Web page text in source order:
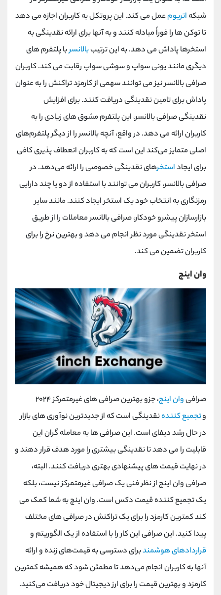
شبکه اتریومعمل می کند. این پروتکل به کاربران اجازه می دهد
تا توکن ها را فوراً مبادله کنند و به آنها برای ارائه نقدینگی به
استخرها پاداش می دهد. به این ترتیببالانسربا پلتفرم های
دیگری مانند یونی سواپ و سوشی سواپ رقابت می کند. کاربران
صرافی بالانسر نیز می توانند سهمی از کارمزد تراکنش را به عنوان
پاداش برای تامین نقدینگی دریافت کنند. برای افزایش
نقدینگی صرافی بالانسر، این پلتفرم مشوق های زیادی را به
کاربران ارائه می دهد. در واقع، آنچه بالانسر را از دیگر پلتفرم‌های
اصلی متمایز می‌کند این است که به کاربران انعطاف ‌پذیری کافی
برای ایجاداستخرهای نقدینگی خصوصی را ارائه می‌دهد. در
صرافی بالانسر، کاربران می توانند با استفاده از دو یا چند دارایی
رمزنگاری به انتخاب خود یک استخر ایجاد کنند. مانند سایر
بازارسازان پیشرو خودکار، صرافی بالانسر معاملات را از طریق
استخر نقدینگی مورد نظر انجام می دهد و بهترین نرخ را برای
کاربران تضمین می کند.
وان اینچ
صرافیوان اینچ
، جزو بهترین صرافی‌ های غیرمتمرکز ۲۰۲۴
وتجمیع کنندهنقدینگی است که از جدیدترین نوآوری های بازار
در حال رشد دیفای است. این صرافی ها به معامله گران این
قابلیت را می دهد تا نقدینگی بیشتری را مورد هدف قرار دهند و
در نهایت قیمت های پیشنهادی بهتری دریافت کنند. البته،
صرافی وان اینچ از نظر فنی یک صرافی غیرمتمرکز نیست، بلکه
یک تجمیع کننده قیمت دکس است. وان اینچ به شما کمک می
کند کمترین کارمزد را برای یک تراکنش در صرافی های مختلف
پیدا کنید. این صرافی این کار را با استفاده از یک الگوریتم و
قراردادهای هوشمندبرای دسترسی به قیمت‌های زنده و ارائه
آنها به کاربران انجام می‌دهد تا مطمئن شود که همیشه کمترین
کارمزد و بهترین قیمت را برای ارز دیجیتال خود دریافت می‌کنید.